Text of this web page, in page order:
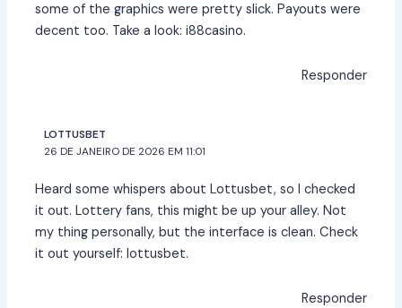
some of the graphics were pretty slick. Payouts were
decent too. Take a look:i88casino.
Responder
LOTTUSBET
26 DE JANEIRO DE 2026 EM 11:01
Heard some whispers about Lottusbet, so I checked
it out. Lottery fans, this might be up your alley. Not
my thing personally, but the interface is clean. Check
it out yourself:lottusbet.
Responder